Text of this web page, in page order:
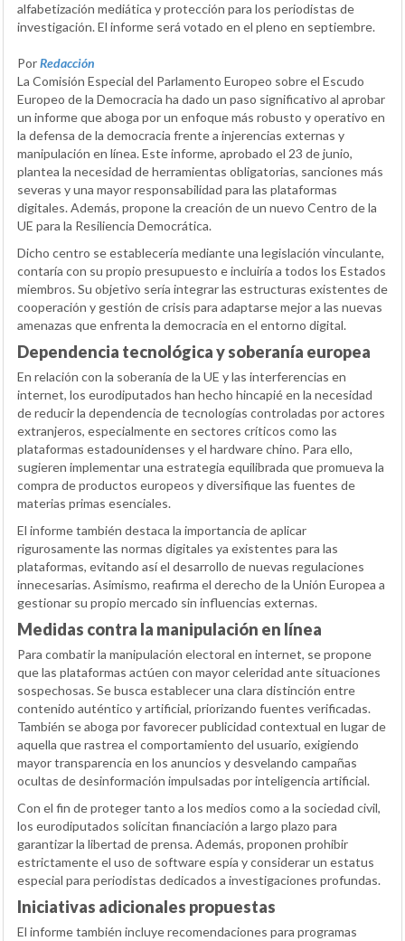
alfabetización mediática y protección para los periodistas de
investigación. El informe será votado en el pleno en septiembre.
PorRedacción
La Comisión Especial del Parlamento Europeo sobre el Escudo
Europeo de la Democracia ha dado un paso significativo al aprobar
un informe que aboga por un enfoque más robusto y operativo en
la defensa de la democracia frente a injerencias externas y
manipulación en línea. Este informe, aprobado el 23 de junio,
plantea la necesidad de herramientas obligatorias, sanciones más
severas y una mayor responsabilidad para las plataformas
digitales. Además, propone la creación de un nuevo Centro de la
UE para la Resiliencia Democrática.
Dicho centro se establecería mediante una legislación vinculante,
contaría con su propio presupuesto e incluiría a todos los Estados
miembros. Su objetivo sería integrar las estructuras existentes de
cooperación y gestión de crisis para adaptarse mejor a las nuevas
amenazas que enfrenta la democracia en el entorno digital.
Dependencia tecnológica y soberanía europea
En relación con la soberanía de la UE y las interferencias en
internet, los eurodiputados han hecho hincapié en la necesidad
de reducir la dependencia de tecnologías controladas por actores
extranjeros, especialmente en sectores críticos como las
plataformas estadounidenses y el hardware chino. Para ello,
sugieren implementar una estrategia equilibrada que promueva la
compra de productos europeos y diversifique las fuentes de
materias primas esenciales.
El informe también destaca la importancia de aplicar
rigurosamente las normas digitales ya existentes para las
plataformas, evitando así el desarrollo de nuevas regulaciones
innecesarias. Asimismo, reafirma el derecho de la Unión Europea a
gestionar su propio mercado sin influencias externas.
Medidas contra la manipulación en línea
Para combatir la manipulación electoral en internet, se propone
que las plataformas actúen con mayor celeridad ante situaciones
sospechosas. Se busca establecer una clara distinción entre
contenido auténtico y artificial, priorizando fuentes verificadas.
También se aboga por favorecer publicidad contextual en lugar de
aquella que rastrea el comportamiento del usuario, exigiendo
mayor transparencia en los anuncios y desvelando campañas
ocultas de desinformación impulsadas por inteligencia artificial.
Con el fin de proteger tanto a los medios como a la sociedad civil,
los eurodiputados solicitan financiación a largo plazo para
garantizar la libertad de prensa. Además, proponen prohibir
estrictamente el uso de software espía y considerar un estatus
especial para periodistas dedicados a investigaciones profundas.
Iniciativas adicionales propuestas
El informe también incluye recomendaciones para programas